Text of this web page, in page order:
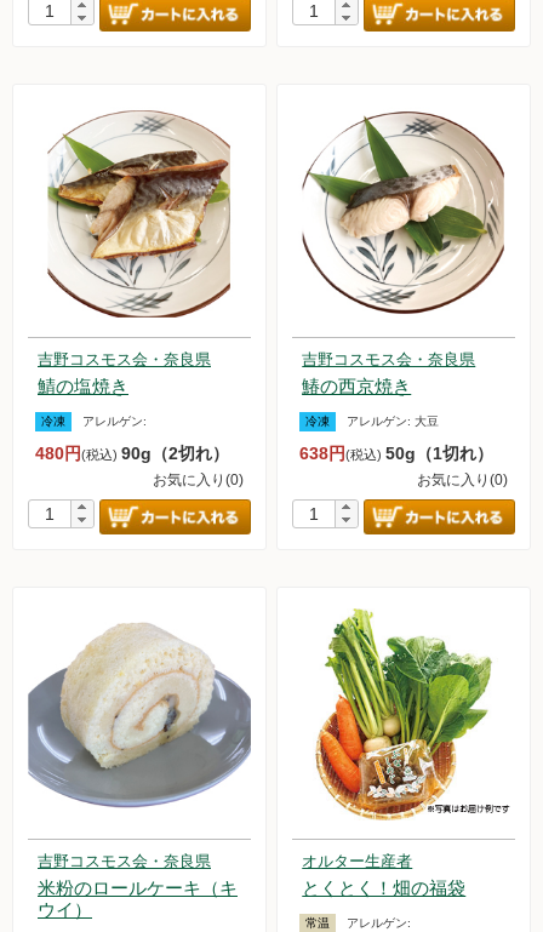
カートについて
返品・キャンセルについて
お支払い方法について
賞味期限について
よくあるご質問
オルター品もの
取扱店のご紹介
新規募集中！
フランチャイズビジネス
定期購入について
吉野コスモス会・奈良県
鯖の塩焼き
冷凍 アレルゲン:
480円(税込) 90g（2切れ）
お気に入り(0)
吉野コスモス会・奈良県
鰆の西京焼き
冷凍 アレルゲン:大豆
638円(税込)50g（1切れ）
お気に入り(0)
吉野コスモス会・奈良県
米粉のロールケーキ（キ
ウイ）
オルター生産者
とくとく！畑の福袋
常温 アレルゲン: